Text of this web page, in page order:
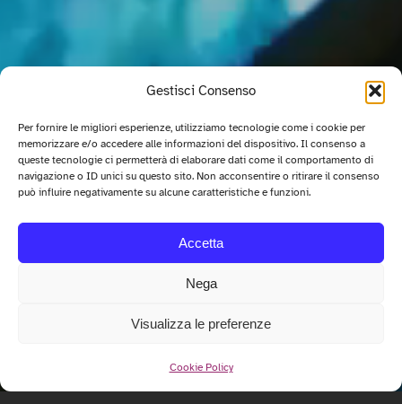
Gestisci Consenso
Per fornire le migliori esperienze, utilizziamo tecnologie come i cookie per
memorizzare e/o accedere alle informazioni del dispositivo. Il consenso a
queste tecnologie ci permetterà di elaborare dati come il comportamento di
navigazione o ID unici su questo sito. Non acconsentire o ritirare il consenso
può influire negativamente su alcune caratteristiche e funzioni.
Accetta
Nega
Visualizza le preferenze
Cookie Policy